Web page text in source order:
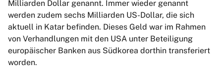
Milliarden Dollar genannt. Immer wieder genannt
werden zudem sechs Milliarden US-Dollar, die sich
aktuell in Katar befinden. Dieses Geld war im Rahmen
von Verhandlungen mit den USA unter Beteiligung
europäischer Banken aus Südkorea dorthin transferiert
worden.